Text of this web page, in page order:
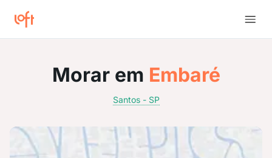
Morar em Embaré
Santos - SP